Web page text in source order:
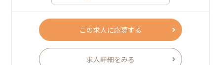
この求人に応募する
求人詳細をみる